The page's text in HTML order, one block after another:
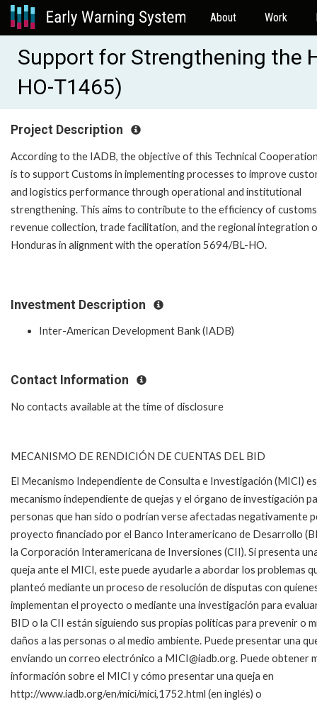
About Work
Support for Strengthening the
HO-T1465)
Project Description
According to the IADB, the objective of this Technical
is to support Customs in implementing processes to improve
and logistics performance through operational and institutional
strengthening. This aims to contribute to the efficiency of customs
revenue collection, trade facilitation, and the regional integration
Honduras in alignment with the operation 5694/BL-HO.
Investment Description
Inter-American Development Bank (IADB)
Contact Information
No contacts available at the time of disclosure
MECANISMO DE RENDICIÓN DE CUENTAS DEL BID
El Mecanismo Independiente de Consulta e Investigación (MICI)
mecanismo independiente de quejas y el órgano de investigación
personas que han sido o podrían verse afectadas negativamente
proyecto financiado por el Banco Interamericano de Desarrollo
la Corporación Interamericana de Inversiones (CII). Si presenta
queja ante el MICI, este puede ayudarle a abordar los problemas
planteó mediante un proceso de resolución de disputas con
implementan el proyecto o mediante una investigación para
BID o la CII están siguiendo sus propias políticas para prevenir o
daños a las personas o al medio ambiente. Puede presentar una
enviando un correo electrónico a MICI@iadb.org. Puede obtener
información sobre el MICI y cómo presentar una queja en
http://www.iadb.org/en/mici/mici,1752.html (en inglés) o